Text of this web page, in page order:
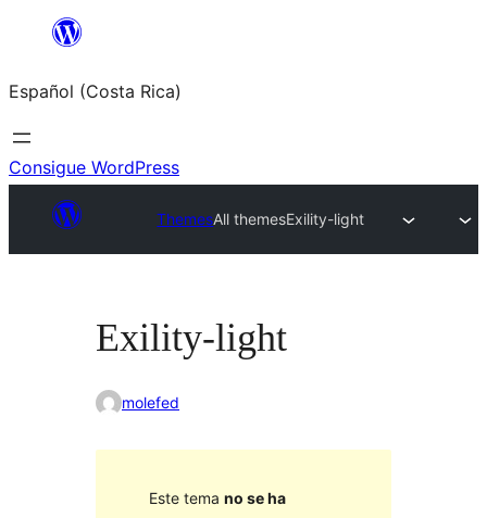
Saltar
contenido
Español (Costa Rica)
Consigue WordPress
ThemesAll themesExility-light
Exility-light
molefed
Este tema no se ha